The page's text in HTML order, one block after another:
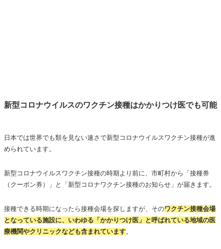
新型コロナウイルスのワクチン接種はかかりつけ医でも可能
日本では世界でも類を見ない速さで新型コロナウイルスワクチン接種が進
められています。
新型コロナウイルスワクチン接種の時期より前に、市町村から「接種券
（クーポン券）」と「新型コロナワクチン接種のお知らせ」が届きます。
接種できる時期になったら接種会場を探しますが、そのワクチン接種会場
となっている施設に、いわゆる「かかりつけ医」と呼ばれている地域の医
療機関やクリニックなども含まれています。